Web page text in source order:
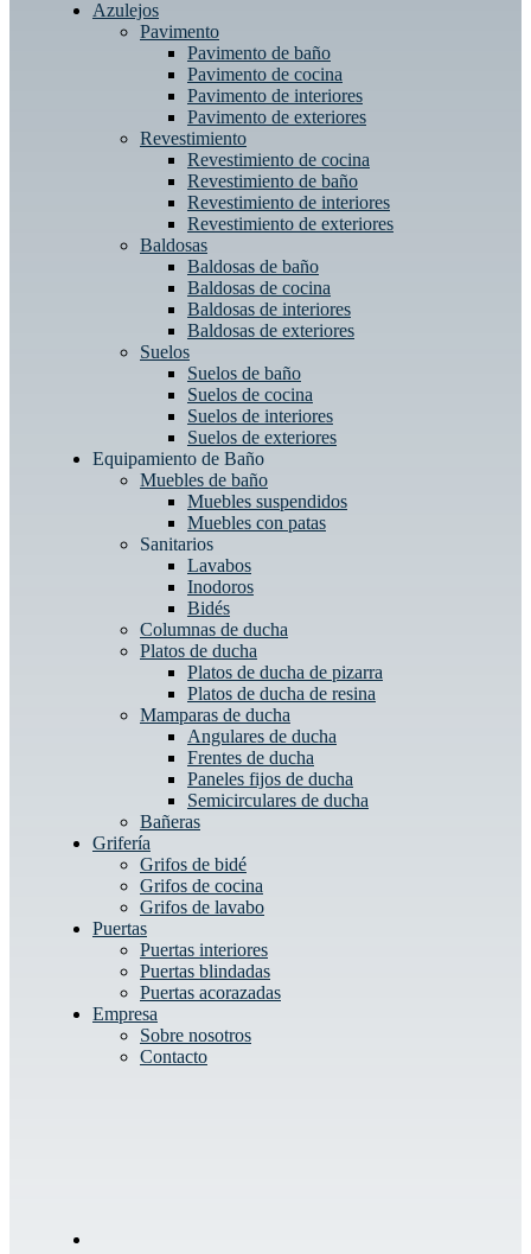
Azulejos
Pavimento
Pavimento de baño
Pavimento de cocina
Pavimento de interiores
Pavimento de exteriores
Revestimiento
Revestimiento de cocina
Revestimiento de baño
Revestimiento de interiores
Revestimiento de exteriores
Baldosas
Baldosas de baño
Baldosas de cocina
Baldosas de interiores
Baldosas de exteriores
Suelos
Suelos de baño
Suelos de cocina
Suelos de interiores
Suelos de exteriores
Equipamiento de Baño
Muebles de baño
Muebles suspendidos
Muebles con patas
Sanitarios
Lavabos
Inodoros
Bidés
Columnas de ducha
Platos de ducha
Platos de ducha de pizarra
Platos de ducha de resina
Mamparas de ducha
Angulares de ducha
Frentes de ducha
Paneles fijos de ducha
Semicirculares de ducha
Bañeras
Grifería
Grifos de bidé
Grifos de cocina
Grifos de lavabo
Puertas
Puertas interiores
Puertas blindadas
Puertas acorazadas
Empresa
Sobre nosotros
Contacto